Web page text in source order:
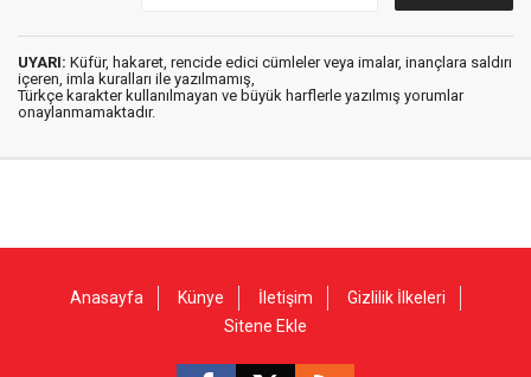
UYARI: Küfür, hakaret, rencide edici cümleler veya imalar, inançlara saldırı
içeren, imla kuralları ile yazılmamış,
Türkçe karakter kullanılmayan ve büyük harflerle yazılmış yorumlar
onaylanmamaktadır.
Anasayfa Künye İletişim
Gizlilik İlkeleri
Sitene Ekle